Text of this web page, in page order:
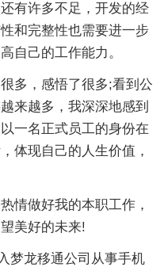
有许多不足，开发的经
和完整性也需要进一步
自己的工作能力。
多，感悟了很多;看到公
来越多，我深深地感到
一名正式员工的身份在
体现自己的人生价值，
情做好我的本职工作，
美好的未来!
梦龙移通公司从事手机